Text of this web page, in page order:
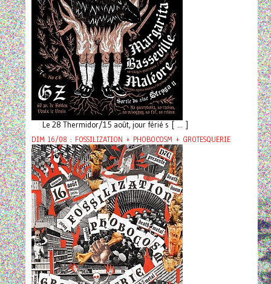
Le 28 Thermidor/15 août, jour férié s [ ... ]
DIM 16/08 : FOSSILIZATION + PHOBOCOSM + GROTESQUERIE